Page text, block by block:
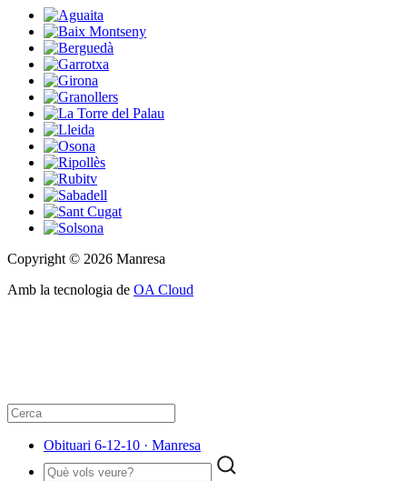
Copyright © 2026 Manresa
Amb la tecnologia de OA Cloud
Obituari 6-12-10 · Manresa